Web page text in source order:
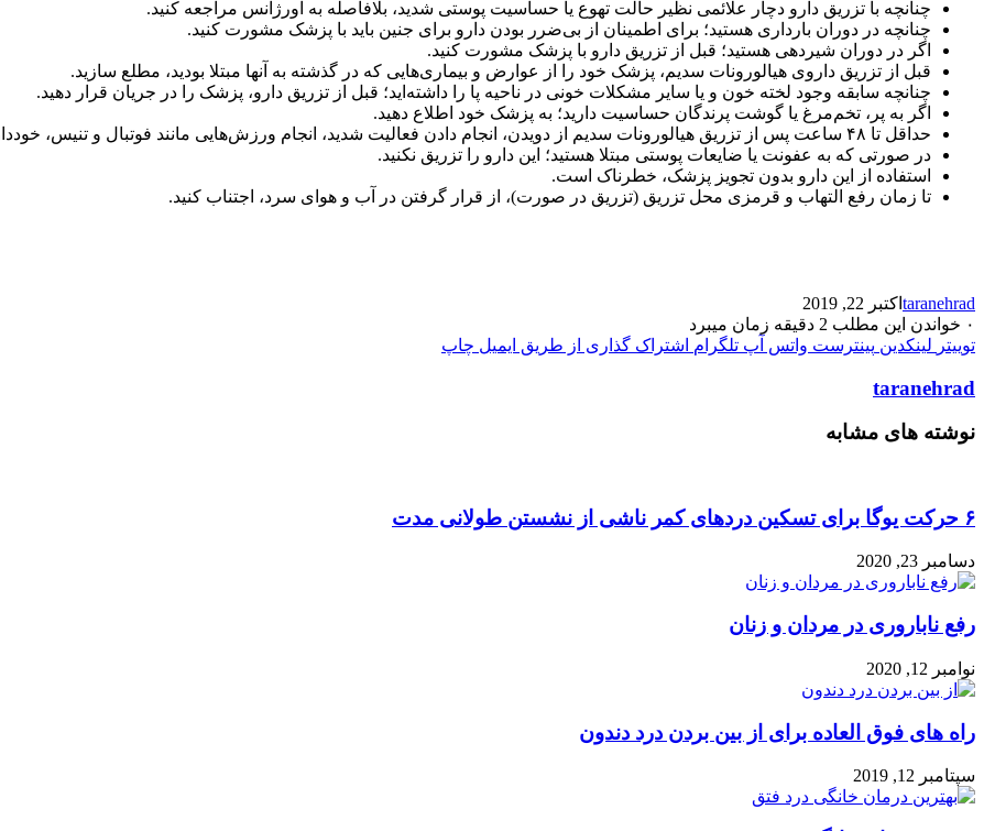
چنانچه با تزریق دارو دچار علائمی نظیر حالت تهوع یا حساسیت پوستی شدید، بلافاصله به اورژانس مراجعه کنید.
چنانچه در دوران بارداری هستید؛ برای اطمینان از بی‌ضرر بودن دارو برای جنین باید با پزشک مشورت کنید.
اگر در دوران شیردهی هستید؛ قبل از تزریق دارو با پزشک مشورت کنید.
قبل از تزریق داروی هیالورونات سدیم، پزشک خود را از عوارض و بیماری‌هایی که در گذشته به آنها مبتلا بودید، مطلع سازید.
چنانچه سابقه وجود لخته خون و یا سایر مشکلات خونی در ناحیه پا را داشته‌اید؛ قبل از تزریق دارو، پزشک را در جریان قرار دهید.
اگر به پر، تخم‌مرغ یا گوشت پرندگان حساسیت دارید؛ به پزشک خود اطلاع دهید.
حداقل تا ۴۸ ساعت پس از تزریق هیالورونات سدیم از دویدن، انجام دادن فعالیت شدید، انجام ورزش‌هایی مانند فوتبال و تنیس، خودداری کنید.
در صورتی که به عفونت یا ضایعات پوستی مبتلا هستید؛ این دارو را تزریق نکنید.
استفاده از این دارو بدون تجویز پزشک، خطرناک است.
تا زمان رفع التهاب و قرمزی محل تزریق (تزریق در صورت)، از قرار گرفتن در آب و هوای سرد، اجتناب کنید.
taranehrad اکتبر 22, 2019
۰ خواندن این مطلب 2 دقیقه زمان میبرد
توییتر لینکدین پینترست واتس آپ تلگرام اشتراک گذاری از طریق ایمیل چاپ
taranehrad
نوشته های مشابه
۶ حرکت یوگا برای تسکین دردهای کمر ناشی از نشستن طولانی مدت
دسامبر 23, 2020
رفع ناباروری در مردان و زنان
نوامبر 12, 2020
راه های فوق العاده برای از بین بردن درد دندون
سپتامبر 12, 2019